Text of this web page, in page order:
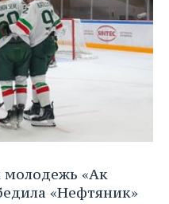
молодежь «Ак
«Нефтяник»